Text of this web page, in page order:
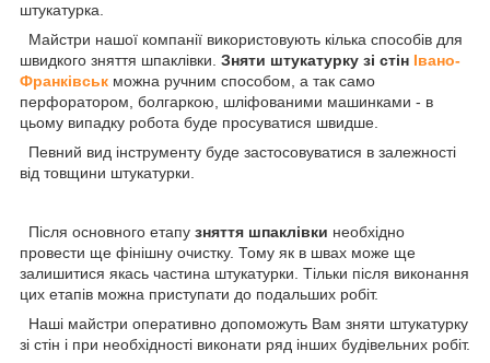
штукатурка.
Майстри нашої компанії використовують кілька способів для
швидкого зняття шпаклівки. Зняти штукатурку зі стін Івано-
Франківськ можна ручним способом, а так само
перфоратором, болгаркою, шліфованими машинками - в
цьому випадку робота буде просуватися швидше.
Певний вид інструменту буде застосовуватися в залежності
від товщини штукатурки.
Після основного етапу зняття шпаклівки необхідно
провести ще фінішну очистку. Тому як в швах може ще
залишитися якась частина штукатурки. Тільки після виконання
цих етапів можна приступати до подальших робіт.
Наші майстри оперативно допоможуть Вам зняти штукатурку
зі стін і при необхідності виконати ряд інших будівельних робіт.